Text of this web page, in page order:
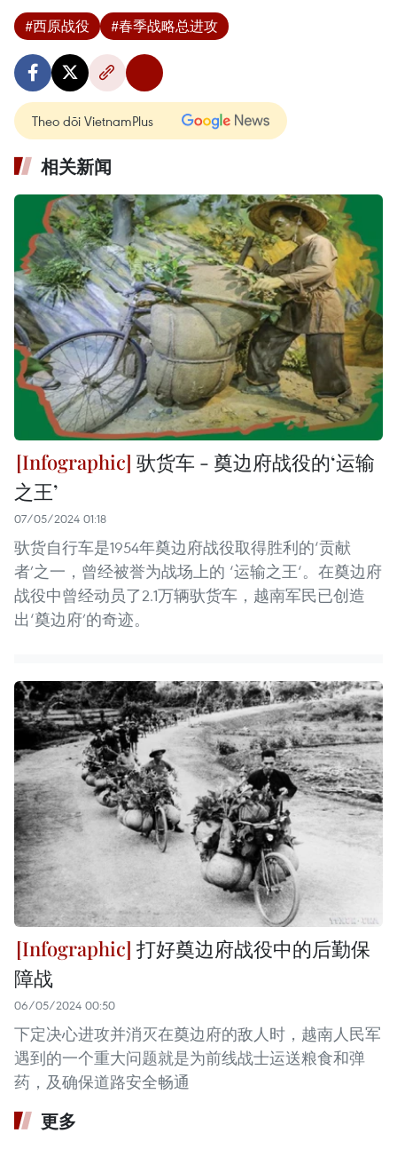
#西原战役 #春季战略总进攻
Theo dõi VietnamPlus
相关新闻
驮货车 - 奠边府战役的‘运输
之王’
07/05/2024 01:18
驮货自行车是1954年奠边府战役取得胜利的‘贡献
者’之一，曾经被誉为战场上的 ‘运输之王‘。在奠边府
战役中曾经动员了2.1万辆驮货车，越南军民已创造
出‘奠边府’的奇迹。
打好奠边府战役中的后勤保
障战
06/05/2024 00:50
下定决心进攻并消灭在奠边府的敌人时，越南人民军
遇到的一个重大问题就是为前线战士运送粮食和弹
药，及确保道路安全畅通
更多